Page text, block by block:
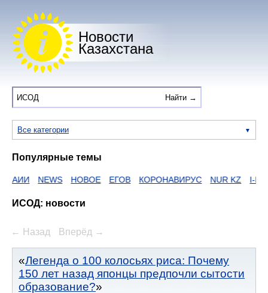
Новости
Казахстана
Все категории
Популярные темы
НАИИ NEWS НОВОЕ ЕГОВ КОРОНАВИРУС NUR KZ I-
ИСОД: новости
← Назад Вперёд →
Легенда о 100 колосьях риса: Почему
150 лет назад японцы предпочли сытости
образование?